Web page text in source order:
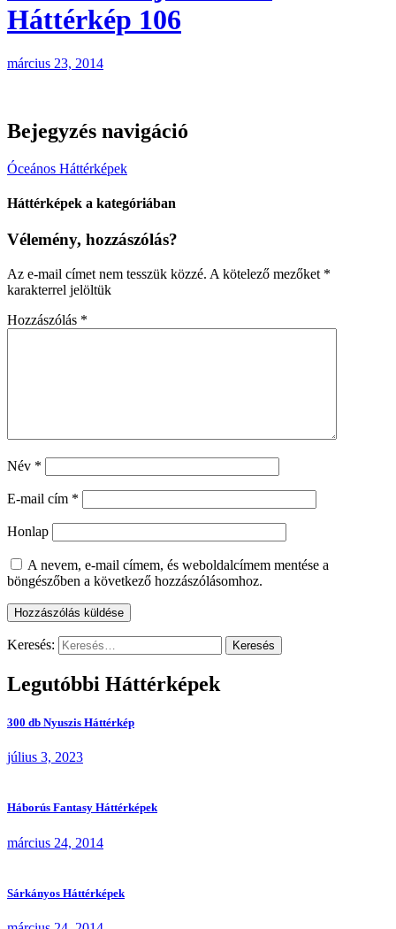
Háttérkép 106
március 23, 2014
Bejegyzés navigáció
Óceános Háttérképek
Háttérképek a kategóriában
Vélemény, hozzászólás?
Az e-mail címet nem tesszük közzé. A kötelező mezőket *
karakterrel jelöltük
Hozzászólás *
Név *
E-mail cím *
Honlap
A nevem, e-mail címem, és weboldalcímem mentése a
böngészőben a következő hozzászólásomhoz.
Keresés:
Legutóbbi Háttérképek
300 db Nyuszis Háttérkép
július 3, 2023
Háborús Fantasy Háttérképek
március 24, 2014
Sárkányos Háttérképek